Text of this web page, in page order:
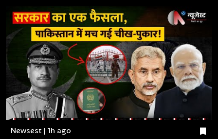
Newsest | 1h ago